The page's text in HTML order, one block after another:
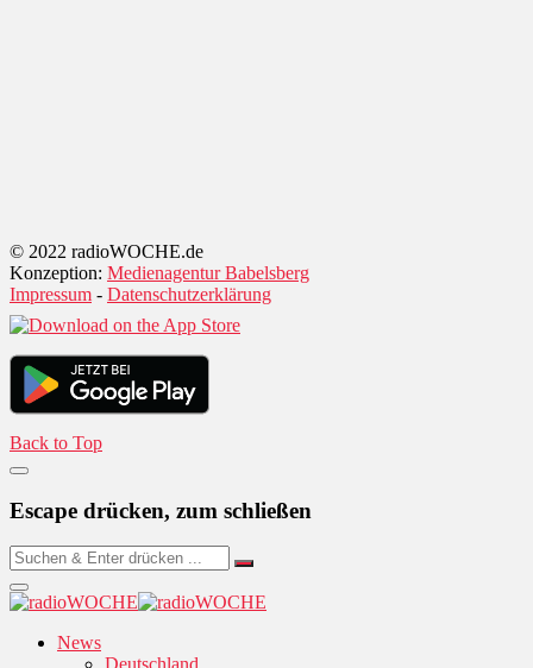
© 2022 radioWOCHE.de
Konzeption: Medienagentur Babelsberg
Impressum - Datenschutzerklärung
Back to Top
Escape drücken, zum schließen
News